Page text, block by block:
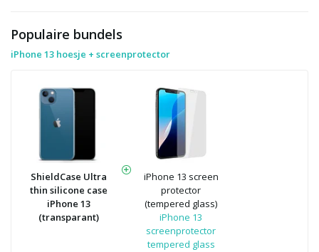
Populaire bundels
iPhone 13 hoesje + screenprotector
ShieldCase Ultra
thin silicone case
iPhone 13
(transparant)
iPhone 13 screen
protector
(tempered glass)
iPhone 13
screenprotector
tempered glass